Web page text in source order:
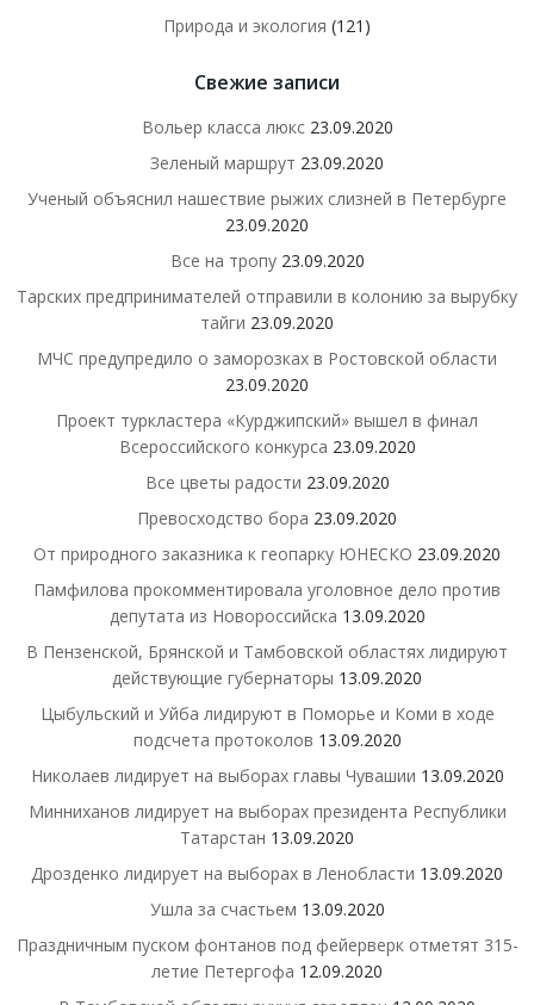
Природа и экология (121)
Свежие записи
Вольер класса люкс 23.09.2020
Зеленый маршрут 23.09.2020
Ученый объяснил нашествие рыжих слизней в Петербурге
23.09.2020
Все на тропу 23.09.2020
Тарских предпринимателей отправили в колонию за вырубку
тайги 23.09.2020
МЧС предупредило о заморозках в Ростовской области
23.09.2020
Проект туркластера «Курджипский» вышел в финал
Всероссийского конкурса 23.09.2020
Все цветы радости 23.09.2020
Превосходство бора 23.09.2020
От природного заказника к геопарку ЮНЕСКО 23.09.2020
Памфилова прокомментировала уголовное дело против
депутата из Новороссийска 13.09.2020
В Пензенской, Брянской и Тамбовской областях лидируют
действующие губернаторы 13.09.2020
Цыбульский и Уйба лидируют в Поморье и Коми в ходе
подсчета протоколов 13.09.2020
Николаев лидирует на выборах главы Чувашии 13.09.2020
Минниханов лидирует на выборах президента Республики
Татарстан 13.09.2020
Дрозденко лидирует на выборах в Ленобласти 13.09.2020
Ушла за счастьем 13.09.2020
Праздничным пуском фонтанов под фейерверк отметят 315-
летие Петергофа 12.09.2020